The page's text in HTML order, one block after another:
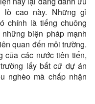
cao này. Những gì
chính là tiếng chuông
biện pháp mạnh
quan đến môi trường.
của các nước tiên tiến,
lấy bất cứ dự án
nghèo mà chấp nhận